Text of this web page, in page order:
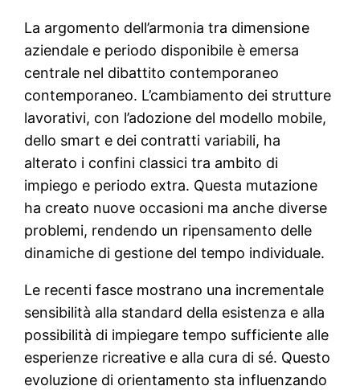
La argomento dell’armonia tra dimensione
aziendale e periodo disponibile è emersa
centrale nel dibattito contemporaneo
contemporaneo. L’cambiamento dei strutture
lavorativi, con l’adozione del modello mobile,
dello smart e dei contratti variabili, ha
alterato i confini classici tra ambito di
impiego e periodo extra. Questa mutazione
ha creato nuove occasioni ma anche diverse
problemi, rendendo un ripensamento delle
dinamiche di gestione del tempo individuale.
Le recenti fasce mostrano una incrementale
sensibilità alla standard della esistenza e alla
possibilità di impiegare tempo sufficiente alle
esperienze ricreative e alla cura di sé. Questo
evoluzione di orientamento sta influenzando